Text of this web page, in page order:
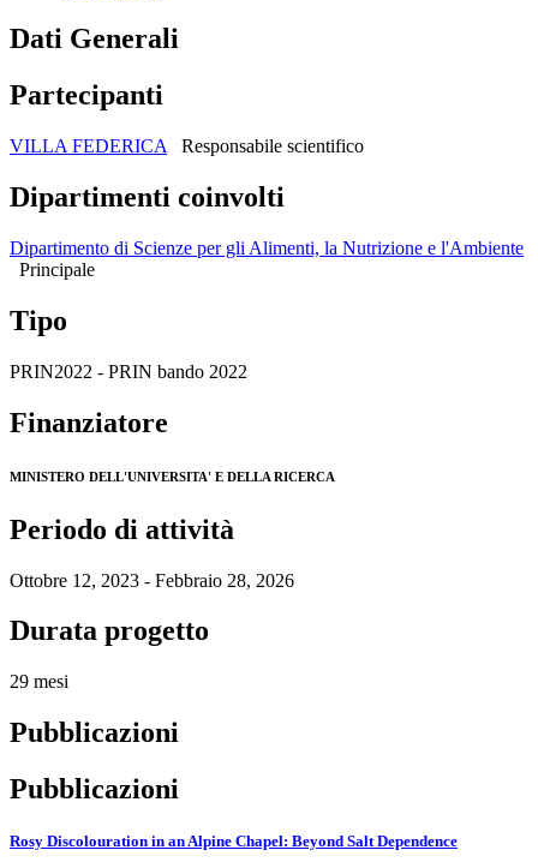
Dati Generali
Partecipanti
VILLA FEDERICA Responsabile scientifico
Dipartimenti coinvolti
Dipartimento di Scienze per gli Alimenti, la Nutrizione e l'Ambiente
Principale
Tipo
PRIN2022 - PRIN bando 2022
Finanziatore
MINISTERO DELL'UNIVERSITA' E DELLA RICERCA
Periodo di attività
Ottobre 12, 2023 - Febbraio 28, 2026
Durata progetto
29 mesi
Pubblicazioni
Pubblicazioni
Rosy Discolouration in an Alpine Chapel: Beyond Salt Dependence